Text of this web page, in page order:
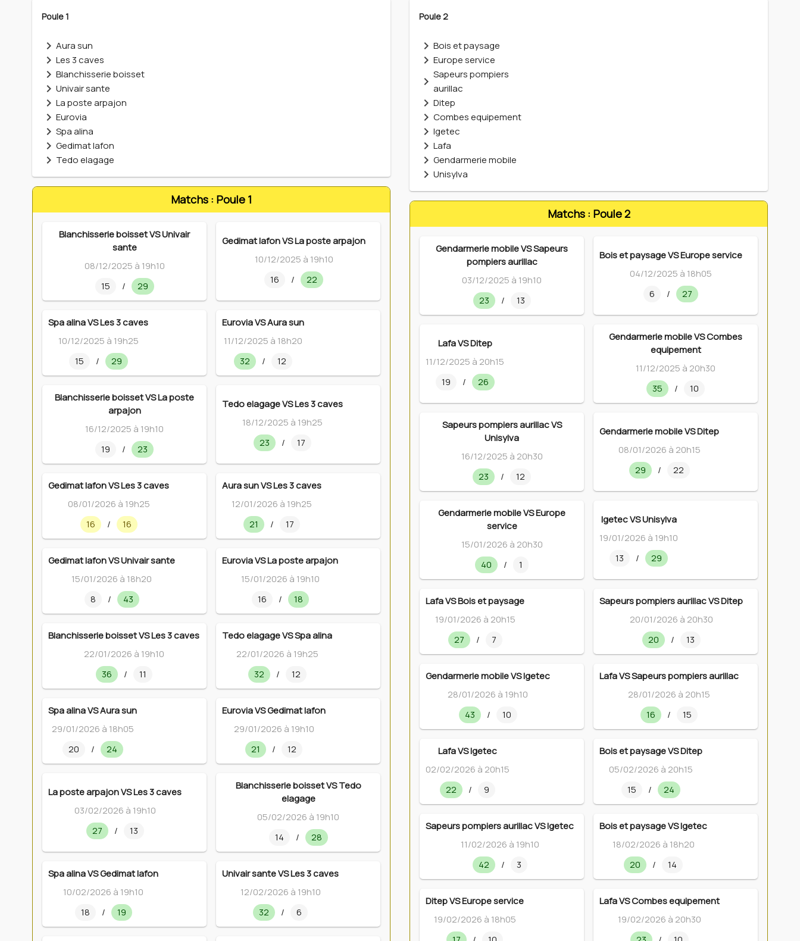
Poule 1
Aura sun
Les 3 caves
Blanchisserie boisset
Univair sante
La poste arpajon
Eurovia
Spa alina
Gedimat lafon
Tedo elagage
Matchs : Poule 1
Blanchisserie boisset VS Univair
sante
08/12/2025 à 19h10
15
/ 29
Gedimat lafon VS La poste arpajon
10/12/2025 à 19h10
16
/ 22
Spa alina VS Les 3 caves
10/12/2025 à 19h25
15
/ 29
Eurovia VS Aura sun
11/12/2025 à 18h20
32
/ 12
Blanchisserie boisset VS La poste
arpajon
16/12/2025 à 19h10
19
/ 23
Tedo elagage VS Les 3 caves
18/12/2025 à 19h25
23
/ 17
Gedimat lafon VS Les 3 caves
08/01/2026 à 19h25
16
/ 16
Aura sun VS Les 3 caves
12/01/2026 à 19h25
21
/ 17
Gedimat lafon VS Univair sante
15/01/2026 à 18h20
8
/ 43
Eurovia VS La poste arpajon
15/01/2026 à 19h10
16
/ 18
Blanchisserie boisset VS Les 3 caves
22/01/2026 à 19h10
36
/ 11
Tedo elagage VS Spa alina
22/01/2026 à 19h25
32
/ 12
Spa alina VS Aura sun
29/01/2026 à 18h05
20
/ 24
Eurovia VS Gedimat lafon
29/01/2026 à 19h10
21
/ 12
La poste arpajon VS Les 3 caves
03/02/2026 à 19h10
27
/ 13
Blanchisserie boisset VS Tedo
elagage
05/02/2026 à 19h10
14
/ 28
Spa alina VS Gedimat lafon
10/02/2026 à 19h10
18
/ 19
Univair sante VS Les 3 caves
12/02/2026 à 19h10
32
/ 6
Poule 2
Bois et paysage
Europe service
Sapeurs pompiers
aurillac
Ditep
Combes equipement
Igetec
Lafa
Gendarmerie mobile
Unisylva
Matchs : Poule 2
Gendarmerie mobile VS Sapeurs
pompiers aurillac
03/12/2025 à 19h10
23
/ 13
Bois et paysage VS Europe service
04/12/2025 à 18h05
6
/ 27
Lafa VS Ditep
11/12/2025 à 20h15
19
/ 26
Gendarmerie mobile VS Combes
equipement
11/12/2025 à 20h30
35
/ 10
Sapeurs pompiers aurillac VS
Unisylva
16/12/2025 à 20h30
23
/ 12
Gendarmerie mobile VS Ditep
08/01/2026 à 20h15
29
/ 22
Gendarmerie mobile VS Europe
service
15/01/2026 à 20h30
40
/ 1
Igetec VS Unisylva
19/01/2026 à 19h10
13
/ 29
Lafa VS Bois et paysage
19/01/2026 à 20h15
27
/ 7
Sapeurs pompiers aurillac VS Ditep
20/01/2026 à 20h30
20
/ 13
Gendarmerie mobile VS Igetec
28/01/2026 à 19h10
43
/ 10
Lafa VS Sapeurs pompiers aurillac
28/01/2026 à 20h15
16
/ 15
Lafa VS Igetec
02/02/2026 à 20h15
22
/ 9
Bois et paysage VS Ditep
05/02/2026 à 20h15
15
/ 24
Sapeurs pompiers aurillac VS Igetec
11/02/2026 à 19h10
42
/ 3
Bois et paysage VS Igetec
18/02/2026 à 18h20
20
/ 14
Ditep VS Europe service
19/02/2026 à 18h05
Lafa VS Combes equipement
19/02/2026 à 20h30